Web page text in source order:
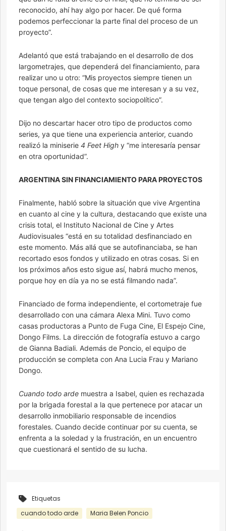
reconocido, ahí hay algo por hacer. De qué forma
podemos perfeccionar la parte final del proceso de un
proyecto”.
Adelantó que está trabajando en el desarrollo de dos
largometrajes, que dependerá del financiamiento, para
realizar uno u otro: “Mis proyectos siempre tienen un
toque personal, de cosas que me interesan y a su vez,
que tengan algo del contexto sociopolítico”.
Dijo no descartar hacer otro tipo de productos como
series, ya que tiene una experiencia anterior, cuando
realizó la miniserie 4 Feet High y “me interesaría pensar
en otra oportunidad”.
ARGENTINA SIN FINANCIAMIENTO PARA PROYECTOS
Finalmente, habló sobre la situación que vive Argentina
en cuanto al cine y la cultura, destacando que existe una
crisis total, el Instituto Nacional de Cine y Artes
Audiovisuales “está en su totalidad desfinanciado en
este momento. Más allá que se autofinanciaba, se han
recortado esos fondos y utilizado en otras cosas. Si en
los próximos años esto sigue así, habrá mucho menos,
porque hoy en día ya no se está filmando nada”.
Financiado de forma independiente, el cortometraje fue
desarrollado con una cámara Alexa Mini. Tuvo como
casas productoras a Punto de Fuga Cine, El Espejo Cine,
Dongo Films. La dirección de fotografía estuvo a cargo
de Gianna Badiali. Además de Poncio, el equipo de
producción se completa con Ana Lucia Frau y Mariano
Dongo.
Cuando todo arde muestra a Isabel, quien es rechazada
por la brigada forestal a la que pertenece por atacar un
desarrollo inmobiliario responsable de incendios
forestales. Cuando decide continuar por su cuenta, se
enfrenta a la soledad y la frustración, en un encuentro
que cuestionará el sentido de su lucha.
Etiquetas
cuando todo arde
Maria Belen Poncio